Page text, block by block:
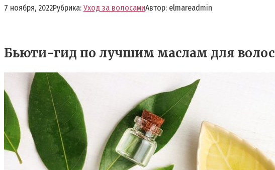
7 ноября, 2022Рубрика: Уход за волосамиАвтор: elmareadmin
Бьюти-гид по лучшим маслам для волос